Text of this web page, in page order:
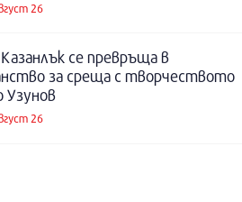
26
се превръща в
за среща с творчеството
Узунов
26